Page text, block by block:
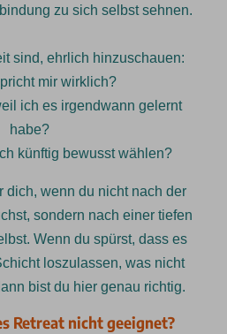
zu sich selbst sehnen.
sind, ehrlich hinzuschauen:
mir wirklich?
ich es irgendwann gelernt
habe?
künftig bewusst wählen?
dich, wenn du nicht nach der
sondern nach einer tiefen
Wenn du spürst, dass es
loszulassen, was nicht
bist du hier genau richtig.
Retreat nicht geeignet?